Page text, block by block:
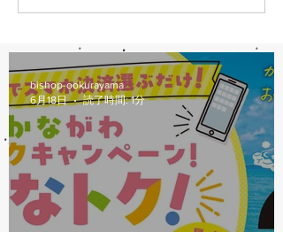
bishop-ookurayama
6月18日
読了時間: 1分